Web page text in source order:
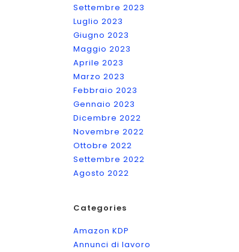
Settembre 2023
Luglio 2023
Giugno 2023
Maggio 2023
Aprile 2023
Marzo 2023
Febbraio 2023
Gennaio 2023
Dicembre 2022
Novembre 2022
Ottobre 2022
Settembre 2022
Agosto 2022
Categories
Amazon KDP
Annunci di lavoro